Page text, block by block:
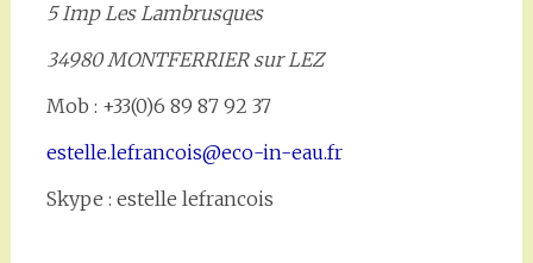
5 Imp Les Lambrusques
34980 MONTFERRIER sur LEZ
Mob : +33(0)6 89 87 92 37
estelle.lefrancois@eco-in-eau.fr
Skype : estelle lefrancois